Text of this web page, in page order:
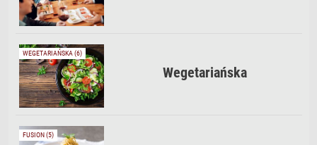
WEGETARIAŃSKA (6)
Wegetariańska
FUSION (5)